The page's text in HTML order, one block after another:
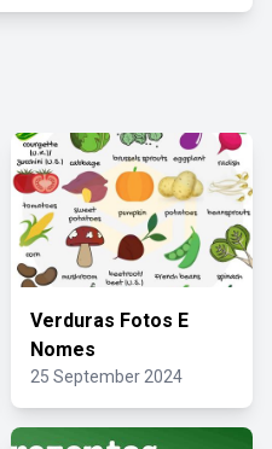
Verduras Fotos E
Nomes
25 September 2024